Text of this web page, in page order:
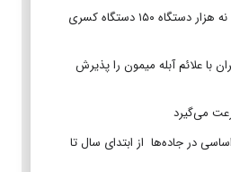
کمبود لوکوموتیو داریم اما نه هزار دستگاه ۱۵۰ دستگاه کسری
با علائم آبله میمون را پذیرش
می‌گیرد
اساسی در جاده‌ها از ابتدای سال تا